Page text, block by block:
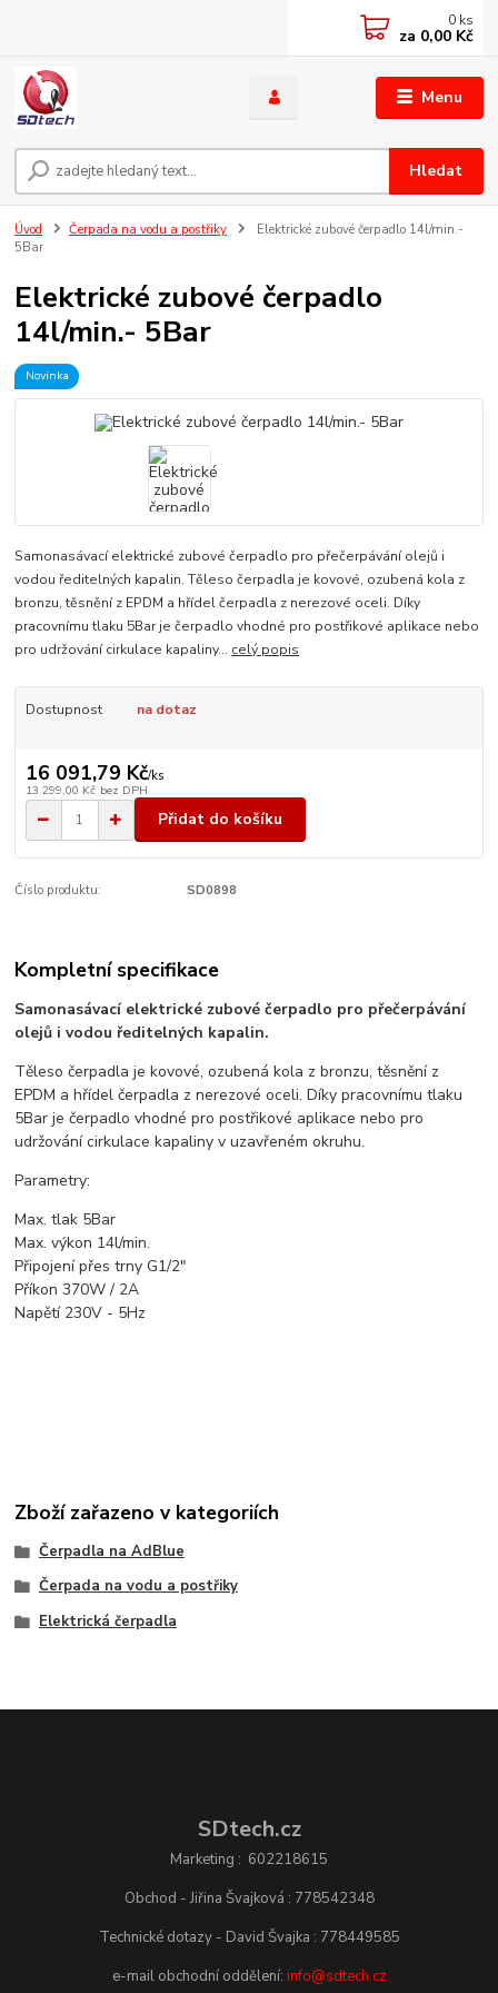
Menu
Hledat
0 ks
za 0,00 Kč
Úvod Čerpada na vodu a postřiky
Elektrické zubové čerpadlo 14l/min.-
5Bar
Elektrické zubové čerpadlo
14l/min.- 5Bar
Novinka
Samonasávací elektrické zubové čerpadlo pro přečerpávání olejů i
vodou ředitelných kapalin. Těleso čerpadla je kovové, ozubená kola z
bronzu, těsnění z EPDM a hřídel čerpadla z nerezové oceli. Díky
pracovnímu tlaku 5Bar je čerpadlo vhodné pro postřikové aplikace nebo
pro udržování cirkulace kapaliny... celý popis
Dostupnost na dotaz
16 091,79 Kč/ks
13 299,00 Kč bez DPH
Přidat do košíku
Číslo produktu: SD0898
Kompletní specifikace
Samonasávací elektrické zubové čerpadlo pro přečerpávání
olejů i vodou ředitelných kapalin.
Těleso čerpadla je kovové, ozubená kola z bronzu, těsnění z
EPDM a hřídel čerpadla z nerezové oceli. Díky pracovnímu tlaku
5Bar je čerpadlo vhodné pro postřikové aplikace nebo pro
udržování cirkulace kapaliny v uzavřeném okruhu.
Parametry:
Max. tlak 5Bar
Max. výkon 14l/min.
Připojení přes trny G1/2"
Příkon 370W / 2A
Napětí 230V - 5Hz
Zboží zařazeno v kategoriích
Čerpadla na AdBlue
Čerpada na vodu a postřiky
Elektrická čerpadla
SDtech.cz
Marketing : 602218615
Obchod - Jiřina Švajková : 778542348
Technické dotazy - David Švajka : 778449585
e-mail obchodní oddělení: info@sdtech.cz